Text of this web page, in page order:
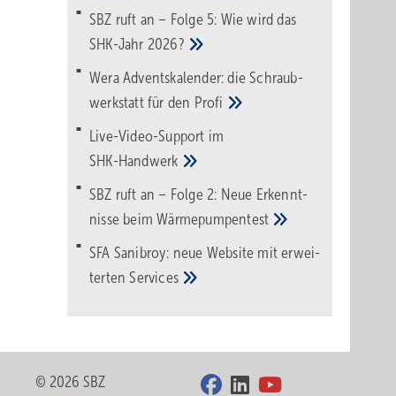
SBZ ruft an – Folge 5: Wie wird das
SHK-Jahr 2026?
Wera Adventskalender: die Schraub­
werk­statt für den Pro­fi
Live-Video-Support im
SHK-Handwerk
SBZ ruft an – Folge 2: Neue Erkennt­
nisse beimWärme­pumpen­test
SFA Sanibroy: neue Web­site mit erwei­
tertenServices
© 2026 SBZ